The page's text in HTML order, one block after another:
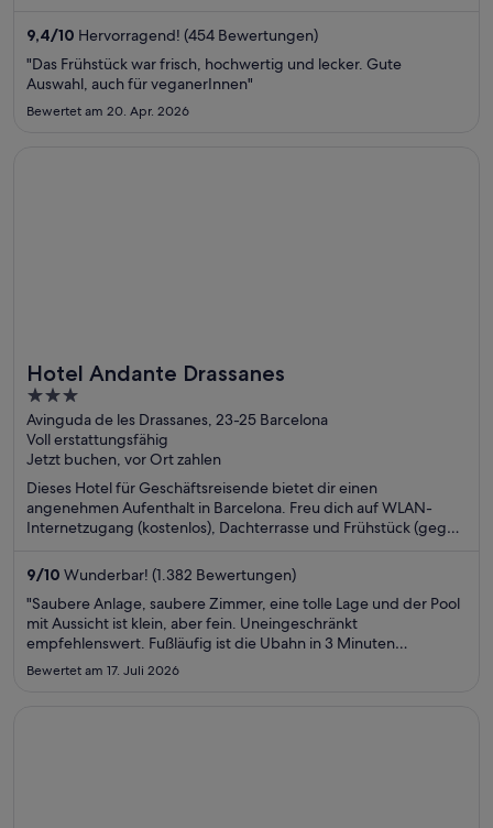
sauberen Zimmer in unseren Bewertungen. Einige beliebte
Sehenswürdigkeiten – Van Gogh Museum und Rijksmuseum –
befinden sich in der Nähe.
9,4/10 Hervorragend! (454 Bewertungen)
"Das Frühstück war frisch, hochwertig und lecker. Gute
Auswahl, auch für veganerInnen"
Bewertet am 20. Apr. 2026
Hotel Andante Drassanes
3
out
of
5
Avinguda de les Drassanes, 23-25 Barcelona
Voll erstattungsfähig
Jetzt buchen, vor Ort zahlen
Dieses Hotel für Geschäftsreisende bietet dir einen
angenehmen Aufenthalt in Barcelona. Freu dich auf WLAN-
Internetzugang (kostenlos), Dachterrasse und Frühstück (gegen
unseren Bewertungen. Einige beliebte Sehenswürdigkeiten –
La Rambla und Plaça de Catalunya – befinden sich in der Nähe.
9/10 Wunderbar! (1.382 Bewertungen)
"Saubere Anlage, saubere Zimmer, eine tolle Lage und der Pool
mit Aussicht ist klein, aber fein. Uneingeschränkt
empfehlenswert. Fußläufig ist die Ubahn in 3 Minuten
erreichbar, mehrere kleine Supermärkte und viele Restaurants
Bewertet am 17. Juli 2026